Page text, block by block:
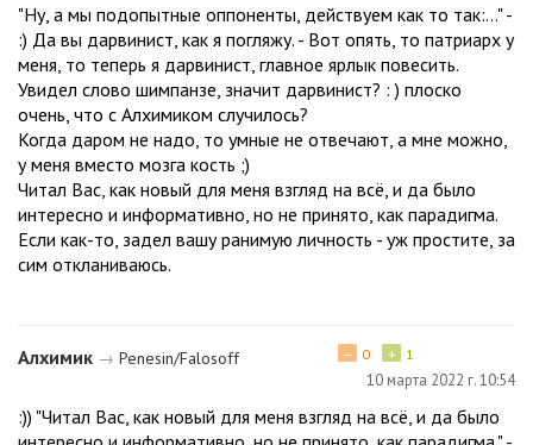
"Ну, а мы подопытные оппоненты, действуем как то так:..." -
:) Да вы дарвинист, как я погляжу. - Вот опять, то патриарх у
меня, то теперь я дарвинист, главное ярлык повесить.
Увидел слово шимпанзе, значит дарвинист? : ) плоско
очень, что с Алхимиком случилось?
Когда даром не надо, то умные не отвечают, а мне можно,
у меня вместо мозга кость ;)
Читал Вас, как новый для меня взгляд на всё, и да было
интересно и информативно, но не принято, как парадигма.
Если как-то, задел вашу ранимую личность - уж простите, за
сим откланиваюсь.
Алхимик → Penesin/Falosoff + 1
− 0
10 марта 2022 г. 10:54
:)) "Читал Вас, как новый для меня взгляд на всё, и да было